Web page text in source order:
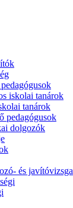
iskolai tanárok
tanárok
pedagógusok
dolgozók
és javítóvizsga